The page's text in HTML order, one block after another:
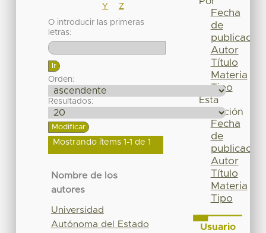
Y
Z
O introducir las primeras
letras:
Orden:
Resultados:
Mostrando ítems 1-1 de 1
Nombre de los
autores
Universidad
Autónoma del Estado
Fecha
de
publicación
Autor
Título
Materia
Tipo
Esta
colección
Fecha
de
publicación
Autor
Título
Materia
Tipo
Usuario